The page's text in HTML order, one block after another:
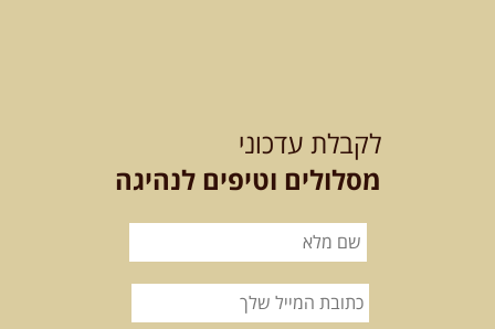
מסעות בעולם
קירגיסטאן – בעקבות הנוודים,
לקבלת עדכוני
מסלולים וטיפים לנהיגה